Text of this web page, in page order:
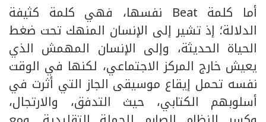
أما كلمة Beat نفسها، فهي كلمة كثيفة
الدلالة؛ إذ تشير إلى الإنسان المنهك تحت ضغط
الحياة الحديثة، وإلى الإنسان المهمش الذي
يعيش خارج المركز الاجتماعي، لكنها في الوقت
نفسه تحمل إيقاع موسيقى الجاز التي أثرت في
أسلوبهم الكتابي، حيث التدفق، والارتجال،